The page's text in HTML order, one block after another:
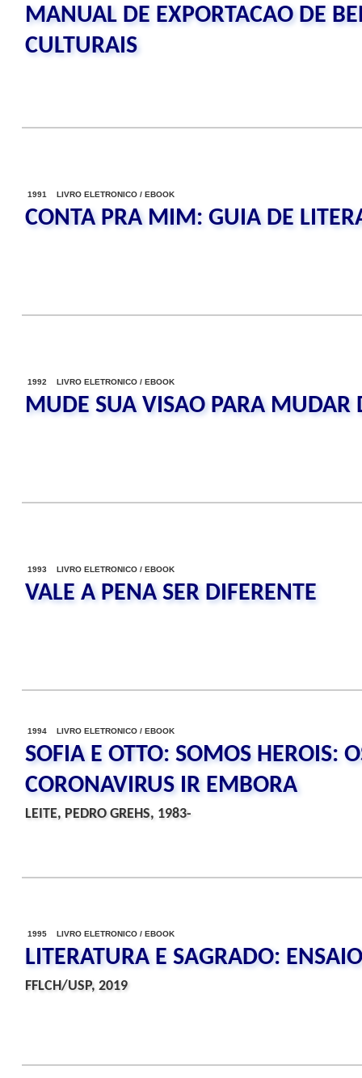
MANUAL DE EXPORTACAO DE
CULTURAIS
1991 LIVRO ELETRONICO / EBOOK
CONTA PRA MIM: GUIA DE
1992 LIVRO ELETRONICO / EBOOK
MUDE SUA VISAO PARA MUDAR
1993 LIVRO ELETRONICO / EBOOK
VALE A PENA SER DIFERENTE
1994 LIVRO ELETRONICO / EBOOK
SOFIA E OTTO: SOMOS HEROIS:
CORONAVIRUS IR EMBORA
LEITE, PEDRO GREHS, 1983-
1995 LIVRO ELETRONICO / EBOOK
LITERATURA E SAGRADO:
FFLCH/USP, 2019